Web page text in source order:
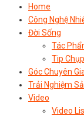
Home
Công Nghệ
Đời Sống
Tác
Tip
Góc Chuyên
Trải Nghiệm
Video
Video